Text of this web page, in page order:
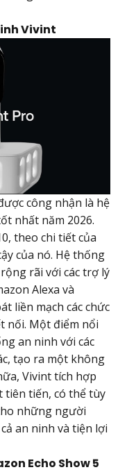
Vivint
công nhận là hệ
nhất năm 2026.
theo chi tiết của
của nó. Hệ thống
rãi với các trợ lý
Alexa và
liền mạch các chức
nối. Một điểm nổi
an ninh với các
tạo ra một không
Vivint tích hợp
tiên tiến, có thể tùy
những người
an ninh và tiện lợi
Echo Show 5